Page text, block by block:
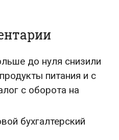
до нуля снизили
питания и с
с оборота на
бухгалтерский